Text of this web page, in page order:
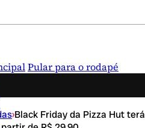
Pular para o rodapé
›Black Friday da Pizza Hut terá